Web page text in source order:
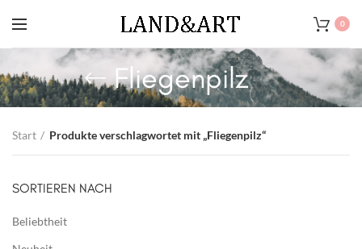
0
Fliegenpilz
Start Produkte verschlagwortet mit „Fliegenpilz“
SORTIEREN NACH
Beliebtheit